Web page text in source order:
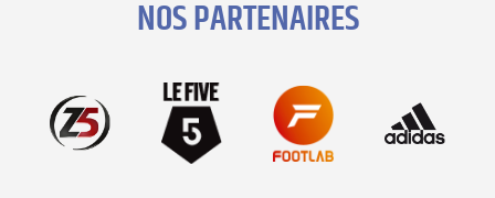
NOS PARTENAIRES